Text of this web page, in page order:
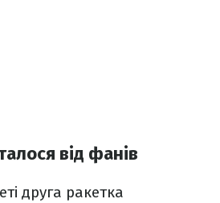
від фанів
друга ракетка